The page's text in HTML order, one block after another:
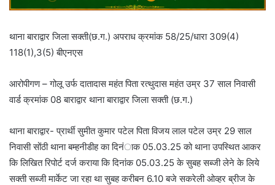
थाना बाराद्वार जिला सक्ती(छ.ग.) अपराध क्रमांक 58/25/धारा 309(4)
118(1),3(5) बीएनएस
आरोपीगण – गोलू उर्फ दातादास महंत पिता रत्थुदास महंत उम्र 37 साल निवासी
वार्ड क्रमांक 08 बाराद्वार थाना बाराद्वार जिला सक्ती (छ.ग.)
थाना बाराद्वार- प्रार्थी सुमीत कुमार पटेल पिता विजय लाल पटेल उम्र 29 साल
निवासी सोंठी थाना बम्हनीडीह का दिनंाक 05.03.25 को थाना उपस्थित आकर
कि लिखित रिपोर्ट दर्ज कराया कि दिनांक 05.03.25 के सुबह सब्जी लेने के लिये
सक्ती सब्जी मार्केट जा रहा था सुबह करीबन 6.10 बजे सकरेली ओव्हर ब्रीज के